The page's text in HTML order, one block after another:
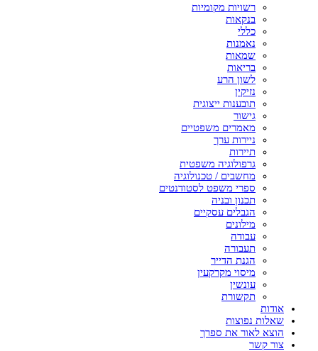
רשויות מקומיות
בנקאות
כללי
נאמנות
שמאות
בריאות
לשון הרע
נזיקין
תובענות ייצוגית
גישור
מאמרים משפטיים
ניירות ערך
תיירות
גרפולוגיה משפטית
מחשבים / טכנולוגיה
ספרי משפט לסטודנטים
תכנון ובניה
הגבלים עסקיים
מילונים
עבודה
תעבורה
הגנת הדייר
מיסוי מקרקעין
עונשין
תקשורת
אודות
שאלות נפוצות
הוצא לאור את ספרך
צור קשר